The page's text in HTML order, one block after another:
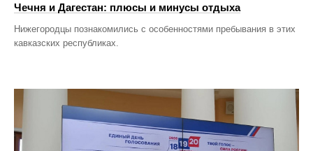
Чечня и Дагестан: плюсы и минусы отдыха
Нижегородцы познакомились с особенностями пребывания в этих
кавказских республиках.